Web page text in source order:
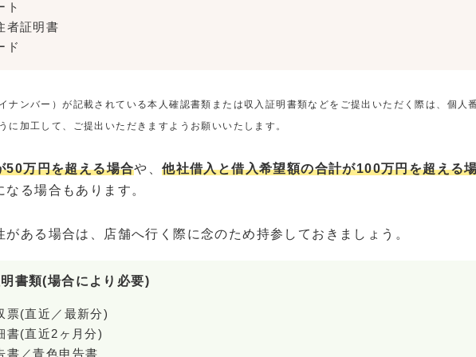
ト
者証明書
ド
ナンバー）が記載されている本人確認書類または収入証明書類などをご提出いただく際は、個人
に加工して、ご提出いただきますようお願いいたします。
50万円を超える場合や、他社借入と借入希望額の合計が100万円を超える
なる場合もあります。
がある場合は、店舗へ行く際に念のため持参しておきましょう。
書類(場合により必要)
票(直近／最新分)
書(直近2ヶ月分)
書／青色申告書